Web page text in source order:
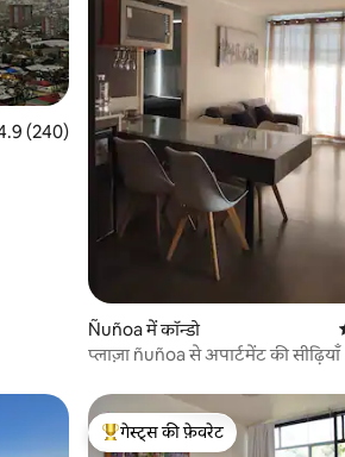
रेटिंग 5 में से 4.9, 240 समीक्षाएँ
(240)
Ñuñoa में कॉन्डो
प्लाज़ा ñuñoa से अपार्टमेंट की सीढ़ियाँ
गेस्ट्स का टॉप फ़ेवरेट
गेस्ट्स की फ़ेवरेट